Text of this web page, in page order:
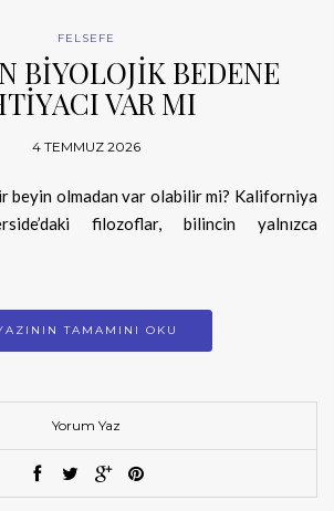
FELSEFE
BİYOLOJİK BEDENE
VAR MI
4 TEMMUZ 2026
beyin olmadan var olabilir mi? Kaliforniya
filozoflar, bilincin yalnızca
TAMAMINI OKU
Yorum Yaz